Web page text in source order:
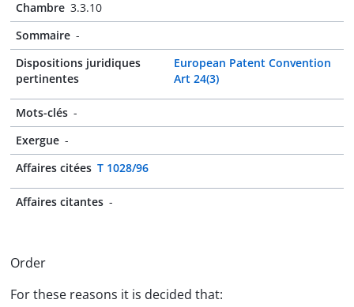
Chambre 3.3.10
Sommaire -
Dispositions juridiques
pertinentes
European Patent Convention
Art 24(3)
Mots-clés -
Exergue -
Affaires citées T 1028/96
Affaires citantes -
Order
For these reasons it is decided that: